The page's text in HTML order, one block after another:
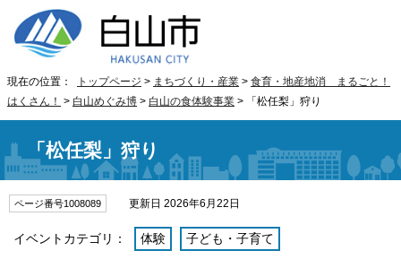
現在の位置： トップページ > まちづくり・産業 > 食育・地産地消 まるごと！
はくさん！ > 白山めぐみ博 > 白山の食体験事業 > 「松任梨」狩り
「松任梨」狩り
ページ番号1008089 更新日 2026年6月22日
イベントカテゴリ： 体験 子ども・子育て